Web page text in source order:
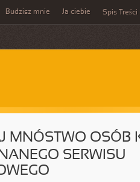
Budzisz mnie Ja ciebie Spis Treści
MNÓSTWO OSÓB
SERWISU